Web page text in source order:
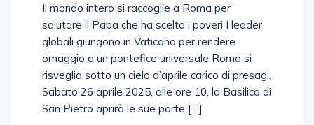
Il mondo intero si raccoglie a Roma per
salutare il Papa che ha scelto i poveri I leader
globali giungono in Vaticano per rendere
omaggio a un pontefice universale Roma si
risveglia sotto un cielo d’aprile carico di presagi.
Sabato 26 aprile 2025, alle ore 10, la Basilica di
San Pietro aprirà le sue porte […]